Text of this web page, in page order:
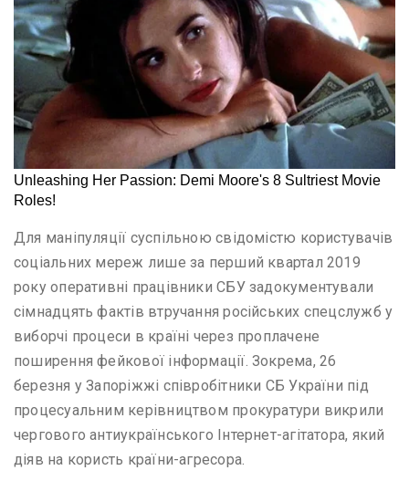
Для маніпуляції суспільною свідомістю користувачів
соціальних мереж лише за перший квартал 2019
року оперативні працівники СБУ задокументували
сімнадцять фактів втручання російських спецслужб у
виборчі процеси в країні через проплачене
поширення фейкової інформації. Зокрема, 26
березня у Запоріжжі співробітники СБ України під
процесуальним керівництвом прокуратури викрили
чергового антиукраїнського Інтернет-агітатора, який
діяв на користь країни-агресора.